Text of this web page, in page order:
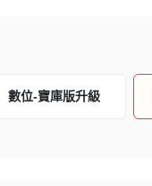
數位-寶庫版升級